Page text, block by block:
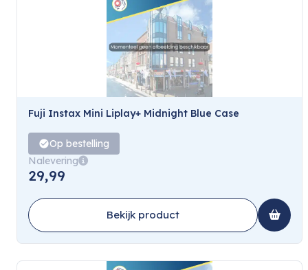
Fuji Instax Mini Liplay+ Midnight Blue Case
Op bestelling
Nalevering
29,99
Bekijk product